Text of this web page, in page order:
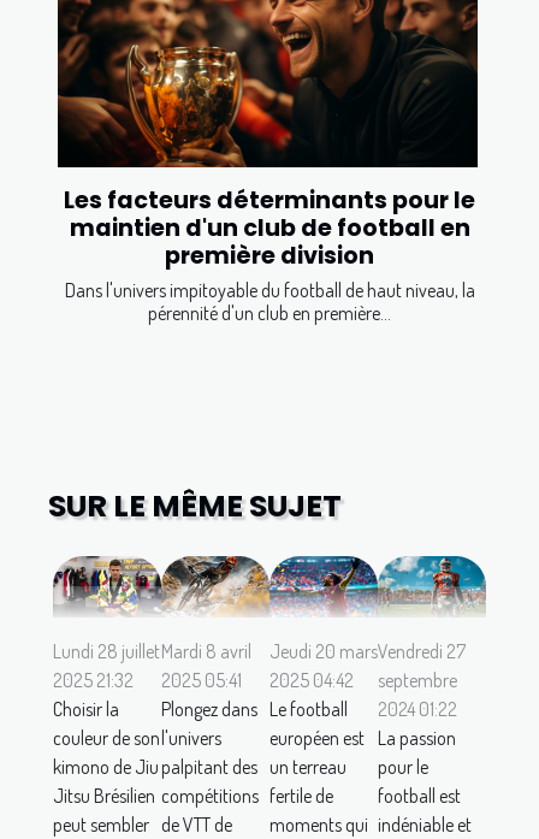
Les facteurs déterminants pour le
maintien d'un club de football en
première division
Dans l'univers impitoyable du football de haut niveau, la
pérennité d'un club en première...
SUR LE MÊME SUJET
Lundi 28 juillet
2025 21:32
Choisir la
couleur de son
kimono de Jiu
Jitsu Brésilien
peut sembler
Mardi 8 avril
2025 05:41
Plongez dans
l'univers
palpitant des
compétitions
de VTT de
Jeudi 20 mars
2025 04:42
Le football
européen est
un terreau
fertile de
moments qui
Vendredi 27
septembre
2024 01:22
La passion
pour le
football est
indéniable et